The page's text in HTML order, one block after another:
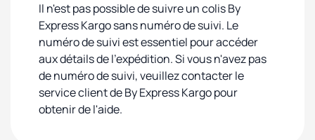
Il n'est pas possible de suivre un colis By
Express Kargo sans numéro de suivi. Le
numéro de suivi est essentiel pour accéder
aux détails de l'expédition. Si vous n'avez pas
de numéro de suivi, veuillez contacter le
service client de By Express Kargo pour
obtenir de l'aide.